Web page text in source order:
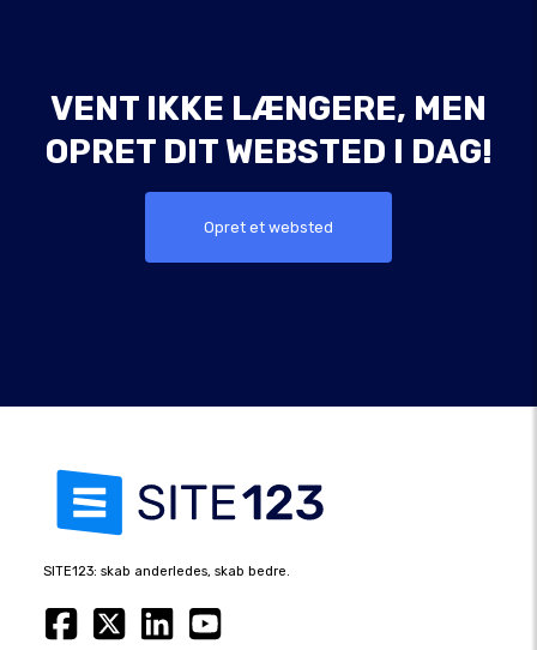
VENT IKKE LÆNGERE, MEN
OPRET DIT WEBSTED I DAG!
Opret et websted
SITE123: skab anderledes, skab bedre.